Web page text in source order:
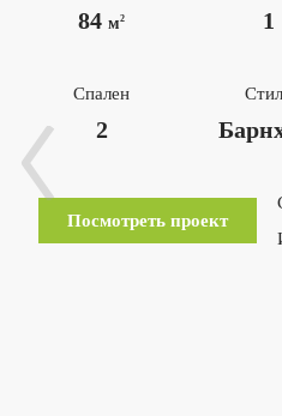
84м2 1
Спален
2
Посмотреть проект